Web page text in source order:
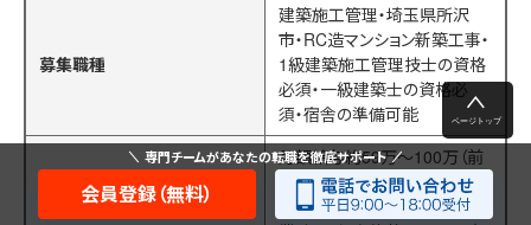
募集職種
建築施工管理・埼玉県所沢
市・RC造マンション新築工事・
1級建築施工管理技士の資格
必須・一級建築士の資格必
須・宿舎の準備可能
給与待遇
月額給与約59万～100万（前
職給与保証）
※経験・スキル・会社規定・残
専門チームがあなたの転職を徹底サポート
会員登録（無料）